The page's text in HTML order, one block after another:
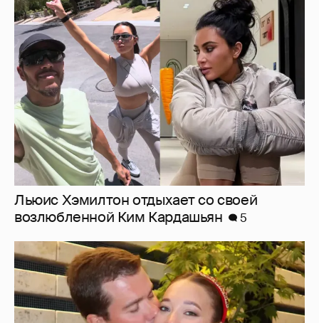
Льюис Хэмилтон отдыхает со своей
возлюбленной Ким Кардашьян
5
Дочь главы ВЭБ. РФ и солистка Большого
Мария Шувалова показала редкое фото с
мужем
14